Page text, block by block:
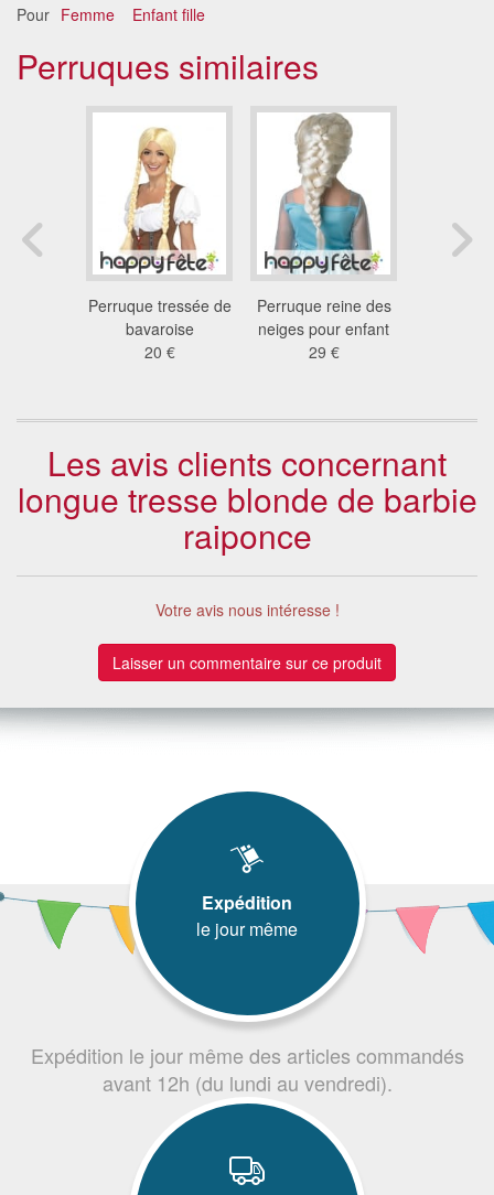
Pour Femme Enfant fille
Perruques similaires
Perruque tressée de
bavaroise
20 €
Perruque reine des
neiges pour enfant
29 €
Les avis clients concernant
longue tresse blonde de barbie
raiponce
Votre avis nous intéresse !
Laisser un commentaire sur ce produit
Expédition
le jour même
Expédition le jour même des articles commandés
avant 12h (du lundi au vendredi).